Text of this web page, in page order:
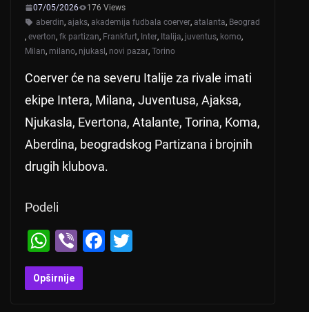
07/05/2026
176 Views
aberdin, ajaks, akademija fudbala coerver, atalanta, Beograd
, everton, fk partizan, Frankfurt, Inter, Italija, juventus, komo,
Milan, milano, njukasl , novi pazar, Torino
Coerver će na severu Italije za rivale imati
ekipe Intera, Milana, Juventusa, Ajaksa,
Njukasla, Evertona, Atalante, Torina, Koma,
Aberdina, beogradskog Partizana i brojnih
drugih klubova.
Podeli
W
h
at
Vi
b
er
F
Opširnije